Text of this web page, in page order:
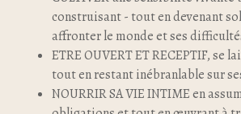
construisant - tout en devenant
affronter le monde et ses
ETRE OUVERT ET RECEPTIF, se
tout en restant inébranlable sur
NOURRIR SA VIE INTIME en